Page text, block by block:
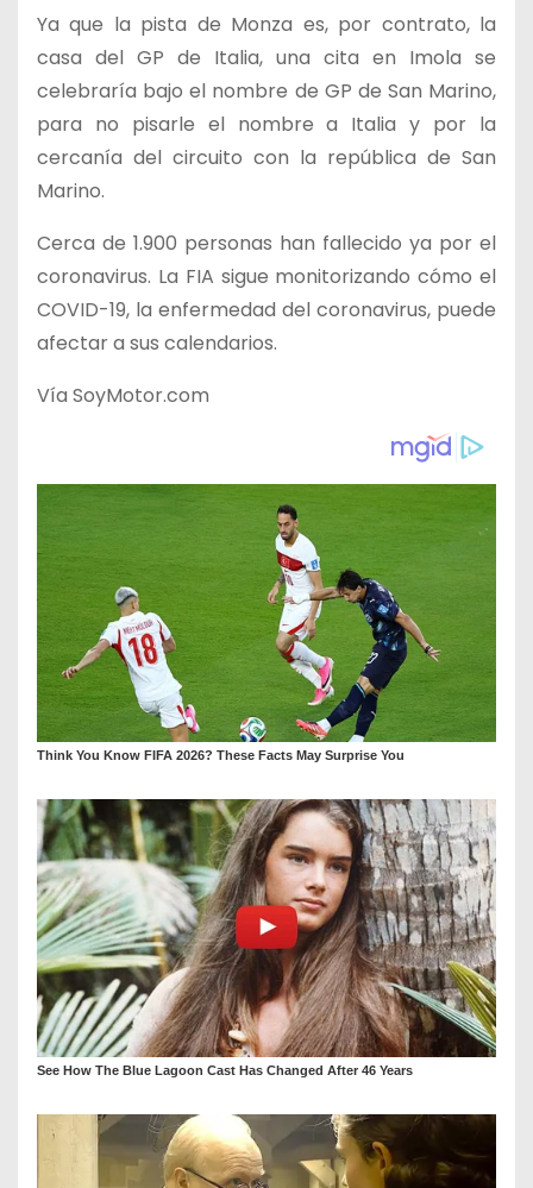
Ya que la pista de Monza es, por contrato, la
casa del GP de Italia, una cita en Imola se
celebraría bajo el nombre de GP de San Marino,
para no pisarle el nombre a Italia y por la
cercanía del circuito con la república de San
Marino.
Cerca de 1.900 personas han fallecido ya por el
coronavirus. La FIA sigue monitorizando cómo el
COVID-19, la enfermedad del coronavirus, puede
afectar a sus calendarios.
Vía SoyMotor.com